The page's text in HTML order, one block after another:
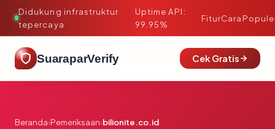
Didukung infrastruktur
tepercaya
·
Uptime API:
99.95%
FiturCara
SuaraparVerify Cek Gratis
Beranda›Pemeriksaan›bilionite.co.id